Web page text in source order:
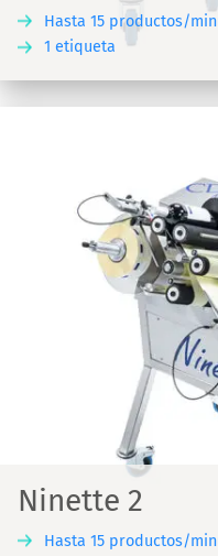
Hasta 15 productos/
1 etiqueta
Ninette 2
Hasta 15 productos/